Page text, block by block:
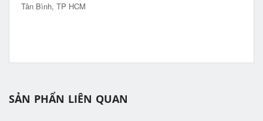
Tân Bình, TP HCM
SẢN PHẨN LIÊN QUAN